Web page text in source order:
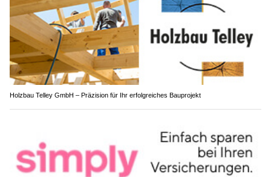
Holzbau Telley GmbH – Präzision für Ihr erfolgreiches Bauprojekt